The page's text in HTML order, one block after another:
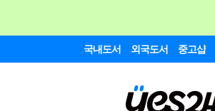
국내도서 외국도서 중고샵